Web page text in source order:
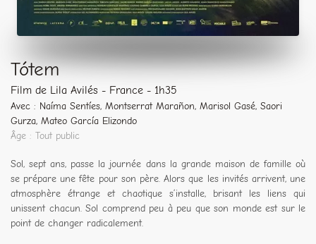
Tótem
Film de Lila Avilés - France - 1h35
Avec : Naíma Sentíes, Montserrat Marañon, Marisol Gasé, Saori
Gurza, Mateo García Elizondo
Âge : Tout public
Sol, sept ans, passe la journée dans la grande maison de famille où
se prépare une fête pour son père. Alors que les invités arrivent, une
atmosphère étrange et chaotique s’installe, brisant les liens qui
unissent chacun. Sol comprend peu à peu que son monde est sur le
point de changer radicalement.